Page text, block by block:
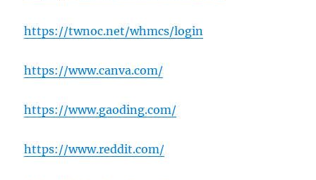
https://twnoc.net/whmcs/login
https://www.canva.com/
https://www.gaoding.com/
https://www.reddit.com/